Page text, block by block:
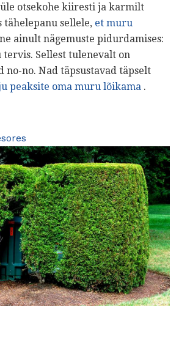
otsekohe kiiresti ja karmilt
sellele, et muru
ainult nägemuste pidurdamises:
tervis. Sellest tulenevalt on
no-no. Nad täpsustavad täpselt
peaksite oma muru lõikama .